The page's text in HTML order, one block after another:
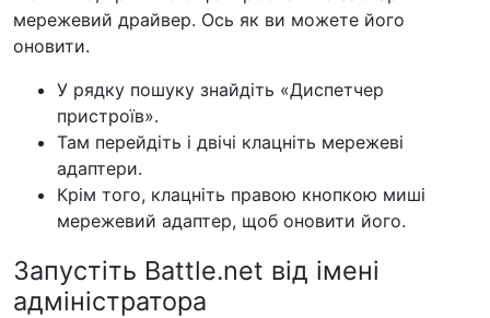
мережевий драйвер. Ось як ви можете його
оновити.
У рядку пошуку знайдіть «Диспетчер
пристроїв».
Там перейдіть і двічі клацніть мережеві
адаптери.
Крім того, клацніть правою кнопкою миші
мережевий адаптер, щоб оновити його.
Запустіть Battle.net від імені
адміністратора